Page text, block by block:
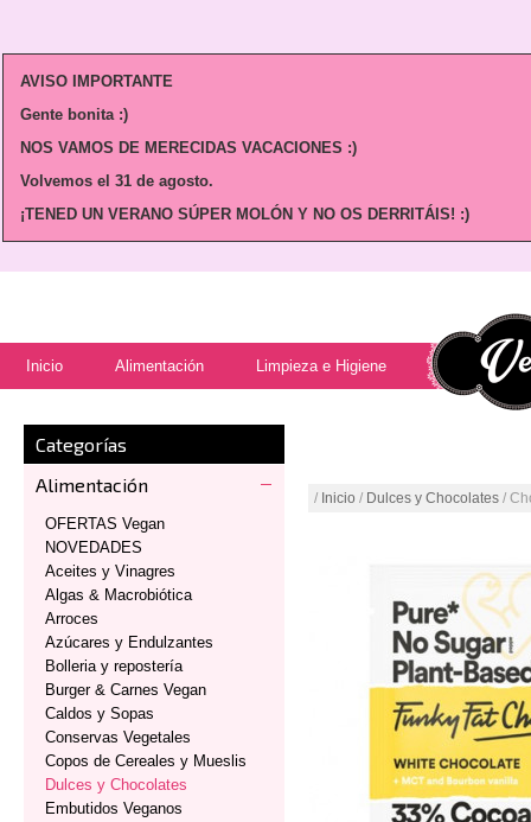
AVISO IMPORTANTE
Gente bonita :)
NOS VAMOS DE MERECIDAS VACACIONES :)
Volvemos el 31 de agosto.
¡TENED UN VERANO SÚPER MOLÓN Y NO OS DERRITÁIS! :)
Inicio Alimentación Limpieza e Higiene
Categorías
Alimentación
OFERTAS Vegan
NOVEDADES
Aceites y Vinagres
Algas & Macrobiótica
Arroces
Azúcares y Endulzantes
Bolleria y repostería
Burger & Carnes Vegan
Caldos y Sopas
Conservas Vegetales
Copos de Cereales y Mueslis
Dulces y Chocolates
Embutidos Veganos
/ Inicio / Dulces y Chocolates /